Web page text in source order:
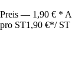
Preis — 1,90 € *
pro ST1,90 €*/ ST